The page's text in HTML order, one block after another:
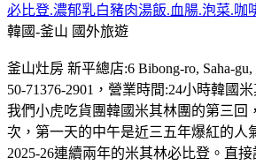
必比登.濃郁乳白豬肉湯飯.血腸.泡菜.咖
韓國-釜山 國外旅遊
釜山灶房 新平總店:6 Bibong-ro, Saha-
50-71376-2901，營業時間:24小時韓國
我們小虎吃貨團韓國米其林團的第三回
次，第一天的中午是近三五年爆紅的人
2025-26連續兩年的米其林必比登。直